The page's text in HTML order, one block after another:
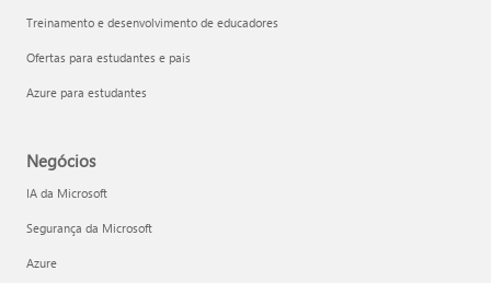
Treinamento e desenvolvimento de educadores
Ofertas para estudantes e pais
Azure para estudantes
Negócios
IA da Microsoft
Segurança da Microsoft
Azure